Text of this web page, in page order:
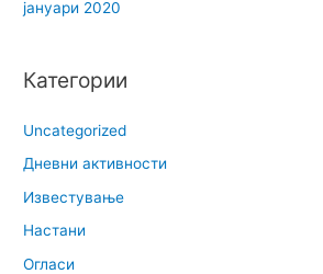
јануари 2020
Категории
Uncategorized
Дневни активности
Известување
Настани
Огласи